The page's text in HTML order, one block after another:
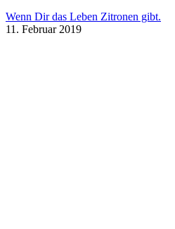
Wenn Dir das Leben Zitronen gibt.
11. Februar 2019